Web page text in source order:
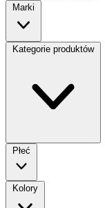
Marki
Kategorie produktów
Płeć
Kolory